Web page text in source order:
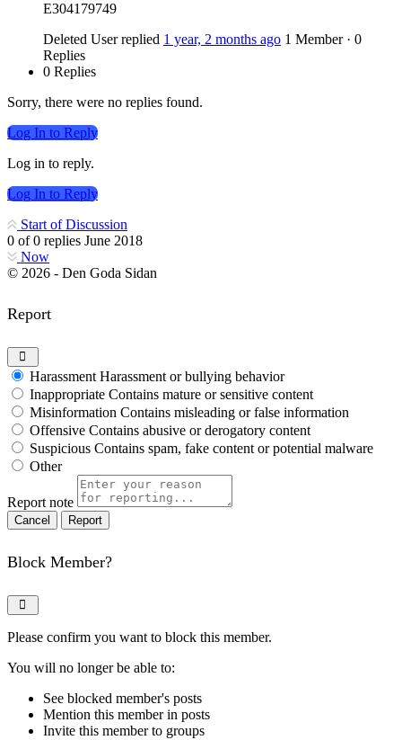
E304179749
Deleted User replied 1 year, 2 months ago 1 Member · 0
Replies
0 Replies
Sorry, there were no replies found.
Log In to Reply
Log in to reply.
Log In to Reply
Start of Discussion
0 of0 replies June 2018
Now
© 2026 - Den Goda Sidan
Report
Harassment Harassment or bullying behavior
Inappropriate Contains mature or sensitive content
Misinformation Contains misleading or false information
Offensive Contains abusive or derogatory content
Suspicious Contains spam, fake content or potential malware
Other
Report note
Report
Block Member?
Please confirm you want to block this member.
You will no longer be able to:
See blocked member's posts
Mention this member in posts
Invite this member to groups